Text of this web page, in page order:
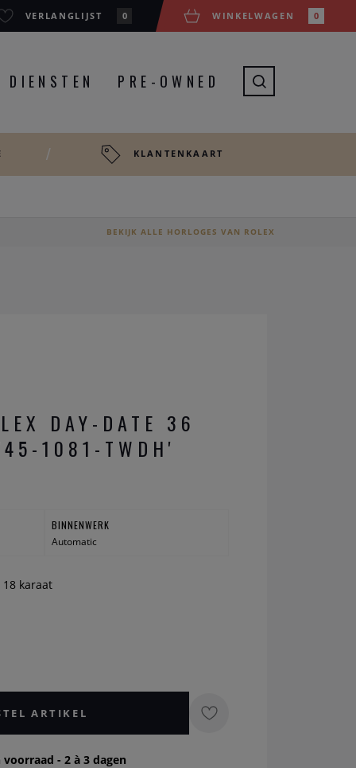
VERLANGLIJST 0 WINKELWAGEN 0
DIENSTEN PRE-OWNED
KLANTENKAART
BEKIJK ALLE HORLOGES VAN ROLEX
DAY-DATE 36
1081-TWDH'
BINNENWERK
Automatic
karaat
ARTIKEL
- 2 à 3 dagen